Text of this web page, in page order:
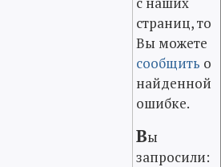
страниц, то
Вы можете
сообщить о
найденной
ошибке.
Вы
запросили: